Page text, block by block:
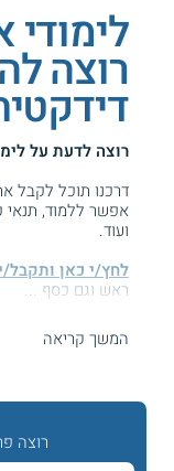
לימודי
רוצה
רוצה לדעת על
דרכנו תוכל לקבל
אפשר ללמוד, תנאי
ועוד.
לחץ/י כאן ותקבל/
ראש וגם כסף ...
המידע באתר
קורס אבחון
המשך קריאה
רוצה